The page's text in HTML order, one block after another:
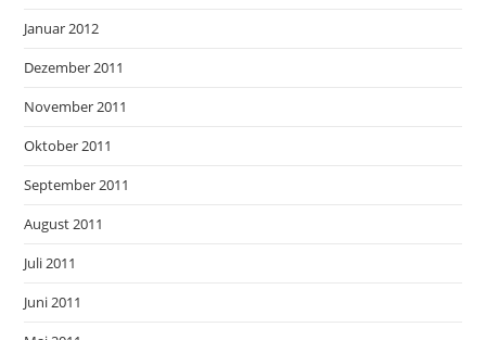
Januar 2012
Dezember 2011
November 2011
Oktober 2011
September 2011
August 2011
Juli 2011
Juni 2011